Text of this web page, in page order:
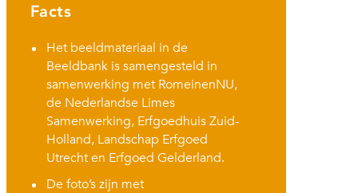
Facts
Het beeldmateriaal in de
Beeldbank is samengesteld in
samenwerking met RomeinenNU,
de Nederlandse Limes
Samenwerking, Erfgoedhuis Zuid-
Holland, Landschap Erfgoed
Utrecht en Erfgoed Gelderland.
De foto’s zijn met